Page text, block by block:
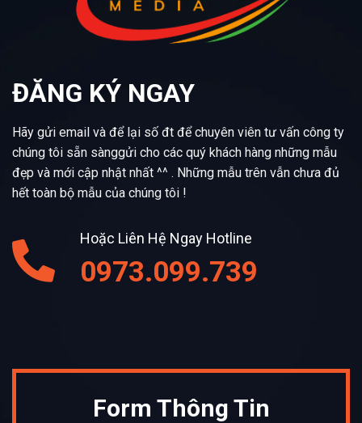
ĐĂNG KÝ NGAY
Hãy gửi email và để lại số đt để chuyên viên tư vấn công ty
chúng tôi sẵn sànggửi cho các quý khách hàng những mẫu
đẹp và mới cập nhật nhất ^^ . Những mẫu trên vẫn chưa đủ
hết toàn bộ mẫu của chúng tôi !
Hoặc Liên Hệ Ngay Hotline
0973.099.739
Form Thông Tin